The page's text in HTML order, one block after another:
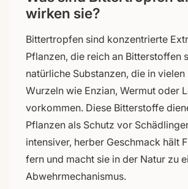
wirken sie?
Bittertropfen sind konzentrierte
Pflanzen, die reich an Bitterstoffen
natürliche Substanzen, die in vielen
Wurzeln wie Enzian, Wermut oder
vorkommen. Diese Bitterstoffe
Pflanzen als Schutz vor
intensiver, herber Geschmack hält
fern und macht sie in der Natur zu
Abwehrmechanismus.